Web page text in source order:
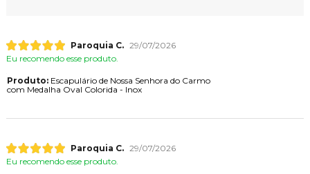
Paroquia C. 29/07/2026
Eu recomendo esse produto.
Produto:Escapulário de Nossa Senhora do Carmo
com Medalha Oval Colorida - Inox
Paroquia C. 29/07/2026
Eu recomendo esse produto.